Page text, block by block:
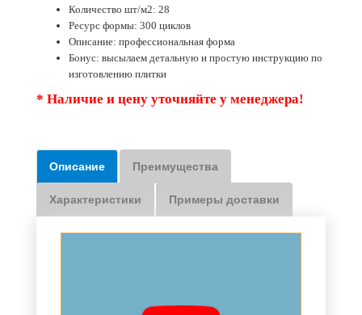
Количество шт/м2: 28
Ресурс формы: 300 циклов
Описание: профессиональная форма
Бонус: высылаем детальную и простую инструкцию по
изготовлению плитки
* Наличие и цену уточняйте у менеджера!
Описание Преимущества
Характеристики Примеры доставки